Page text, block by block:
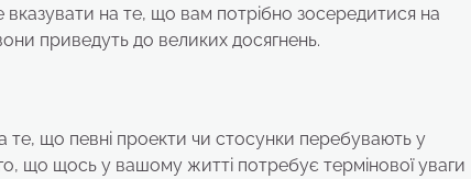
на те, що вам потрібно зосередитися на
приведуть до великих досягнень.
те, що певні проекти чи стосунки перебувають у
що щось у вашому житті потребує термінової уваги